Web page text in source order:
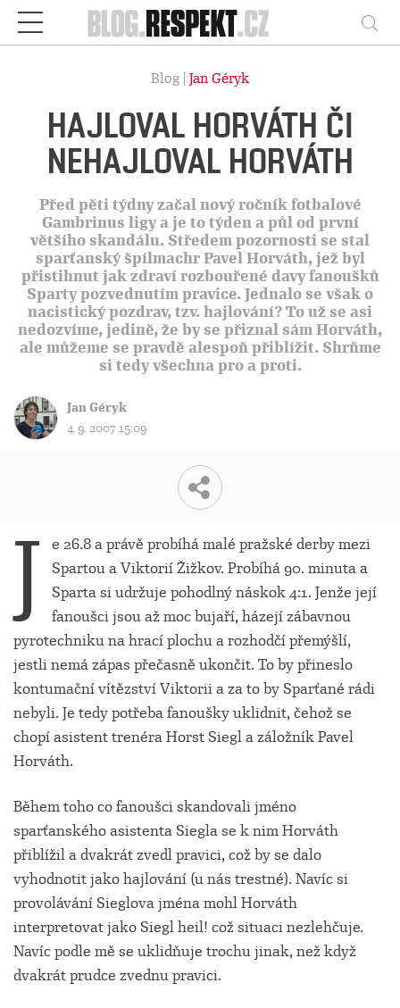
Respekt
Blog | Jan Géryk
HAJLOVAL HORVÁTH ČI
NEHAJLOVAL HORVÁTH
Před pěti týdny začal nový ročník fotbalové
Gambrinus ligy a je to týden a půl od první
většího skandálu. Středem pozornosti se stal
sparťanský špílmachr Pavel Horváth, jež byl
přistihnut jak zdraví rozbouřené davy fanoušků
Sparty pozvednutím pravice. Jednalo se však o
nacistický pozdrav, tzv. hajlování? To už se asi
nedozvíme, jedině, že by se přiznal sám Horváth,
ale můžeme se pravdě alespoň přiblížit. Shrňme
si tedy všechna pro a proti.
Jan Géryk
4. 9. 2007 15:09
J
e 26.8 a právě probíhá malé pražské derby mezi
Spartou a Viktorií Žižkov. Probíhá 90. minuta a
Sparta si udržuje pohodlný náskok 4:1. Jenže její
fanoušci jsou až moc bujaří, házejí zábavnou
pyrotechniku na hrací plochu a rozhodčí přemýšlí,
jestli nemá zápas přečasně ukončit. To by přineslo
kontumační vítězství Viktorii a za to by Sparťané rádi
nebyli. Je tedy potřeba fanoušky uklidnit, čehož se
chopí asistent trenéra Horst Siegl a záložník Pavel
Horváth.
Během toho co fanoušci skandovali jméno
sparťanského asistenta Siegla se k nim Horváth
přiblížil a dvakrát zvedl pravici, což by se dalo
vyhodnotit jako hajlování (u nás trestné). Navíc si
provolávání Sieglova jména mohl Horváth
interpretovat jako Siegl heil! což situaci nezlehčuje.
Navíc podle mě se uklidňuje trochu jinak, než když
dvakrát prudce zvednu pravici.